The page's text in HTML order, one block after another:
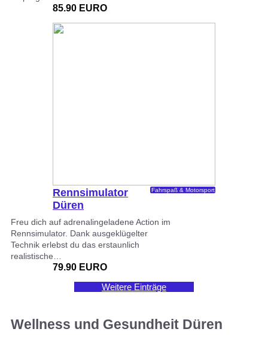
85.90 EURO
Rennsimulator
Düren
Fahrspaß & Motorsport
Freu dich auf adrenalingeladene Action im
Rennsimulator. Dank ausgeklügelter
Technik erlebst du das erstaunlich
realistische…
79.90 EURO
Weitere Einträge
Wellness und Gesundheit Düren